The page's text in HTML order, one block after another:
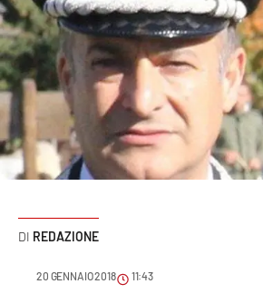
Economia e lavoro
Italia Mondo
Sanità
Sport
REDAZIONE
20 GENNAIO 2018 11:43